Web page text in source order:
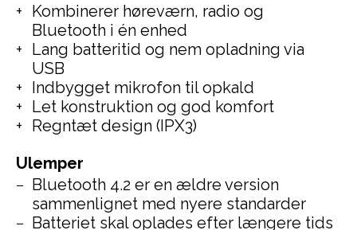
Kombinerer høreværn, radio og
Bluetooth i én enhed
Lang batteritid og nem opladning via
USB
Indbygget mikrofon til opkald
Let konstruktion og god komfort
Regntæt design (IPX3)
Ulemper
Bluetooth 4.2 er en ældre version
sammenlignet med nyere standarder
Batteriet skal oplades efter længere tids